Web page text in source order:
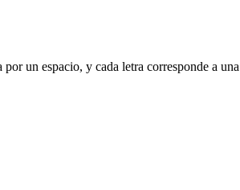
un espacio, y cada letra corresponde a